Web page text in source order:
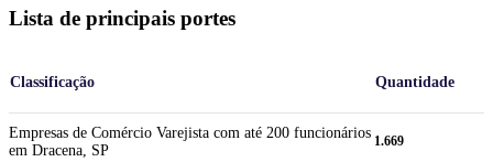
Lista de principais portes
Classificação Quantidade
Empresas de Comércio Varejista com até 200 funcionários
em Dracena, SP
1.669